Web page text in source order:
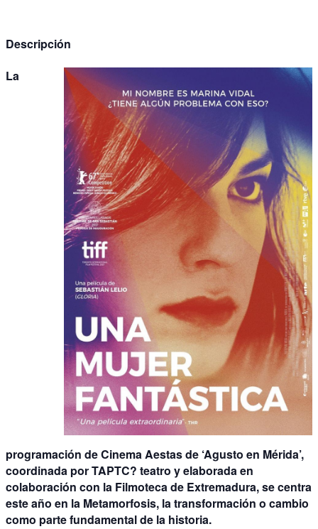
Descripción
La
programación de Cinema Aestas de ‘Agusto en Mérida’,
coordinada por TAPTC? teatro y elaborada en
colaboración con la Filmoteca de Extremadura, se centra
este año en la Metamorfosis, la transformación o cambio
como parte fundamental de la historia.